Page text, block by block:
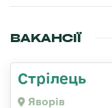
ВАКАНСІЇ
Стрілець
Яворів